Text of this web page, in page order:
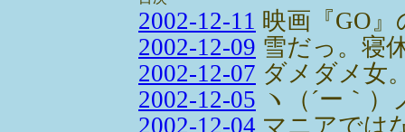
2002-12-11 映画『GO
2002-12-09 雪だっ。寝
2002-12-07 ダメダメ女
2002-12-05 ヽ（´ー｀
2002-12-04 マニアでは